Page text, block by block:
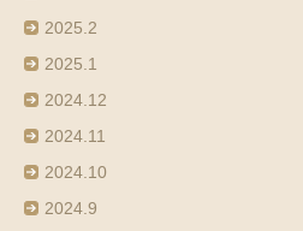
2025.2
2025.1
2024.12
2024.11
2024.10
2024.9